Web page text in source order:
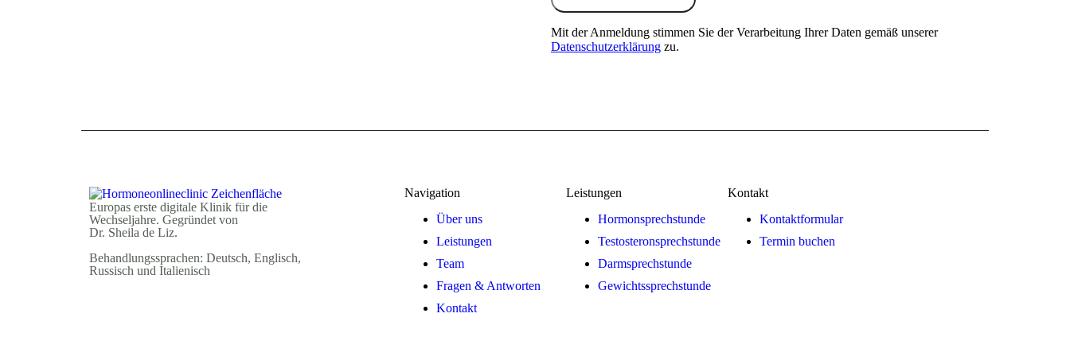
Mit der Anmeldung stimmen Sie der Verarbeitung Ihrer Daten gemäß unserer
Datenschutzerklärung zu.
Europas erste digitale Klinik für die
Wechseljahre. Gegründet von
Dr. Sheila de Liz.
Behandlungssprachen: Deutsch, Englisch,
Russisch und Italienisch
Navigation
Über uns
Leistungen
Team
Fragen & Antworten
Kontakt
Leistungen
Hormonsprechstunde
Testosteronsprechstunde
Darmsprechstunde
Gewichtssprechstunde
Kontakt
Kontaktformular
Termin buchen